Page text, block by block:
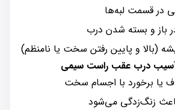
در قسمت لبه‌ها
باز و بسته شدن درب
(بالا و پایین رفتن سخت یا نامنظم)
آسیب درب عقب راست سیمی
یا برخورد با اجسام سخت
زنگ‌زدگی می‌شود